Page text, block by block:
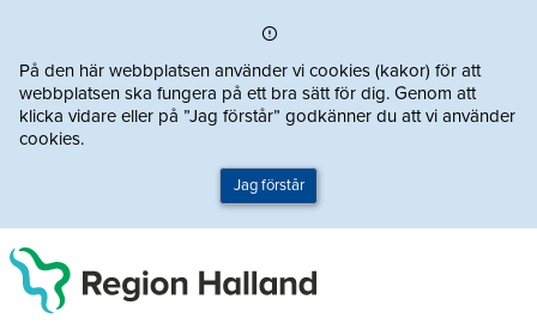
På den här webbplatsen använder vi cookies (kakor) för att
webbplatsen ska fungera på ett bra sätt för dig. Genom att
klicka vidare eller på ”Jag förstår” godkänner du att vi använder
cookies.
Jag förstår